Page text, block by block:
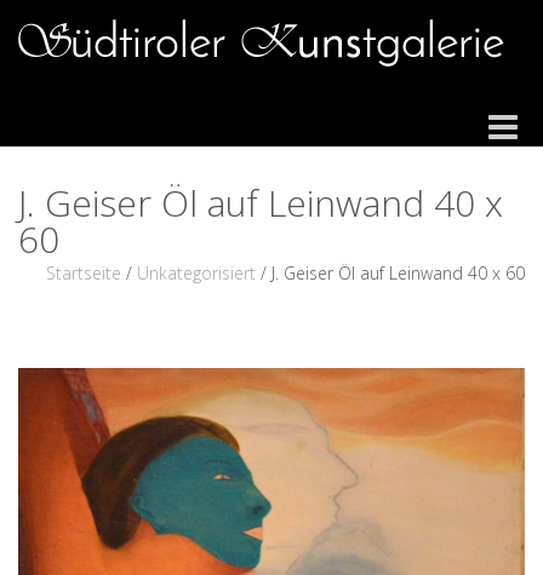
Toggle
J. Geiser Öl auf Leinwand 40 x
60
Startseite / Unkategorisiert / J. Geiser Öl auf Leinwand 40 x 60